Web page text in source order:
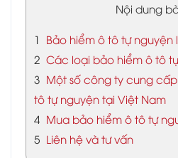
Nội dung
1
Bảo hiểm ô tô tự nguyện
2 Các loại bảo hiểm ô tô
3 Một số công ty cung
tô tự nguyện tại Việt Nam
4 Mua bảo hiểm ô tô tự
5 Liên hệ và tư vấn